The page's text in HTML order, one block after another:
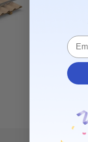
Email